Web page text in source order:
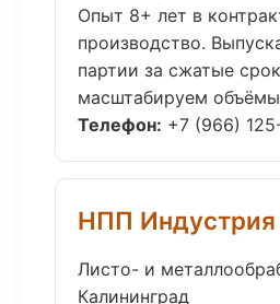
Опыт 8+ лет в
производство.
партии за сжатые
масштабируем
Телефон: +7 (966)
НПП Индустрия
Листо- и
Калининград